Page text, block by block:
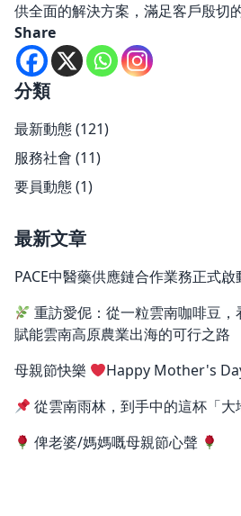
供全面的解決方案，滿足客戶殷切的
Share
分類
最新動態(121)
服務社會 (11)
要員動態(1)
最新文章
PACE中醫藥供應鏈合作業務正式啟
重訪愛伲：從一粒雲南咖啡豆
賦能雲南高原農業出海的可行之路
母親節快樂
Happy Mother's
從雲南雨林，到手中的這杯「大
俾老婆/媽媽嘅母親節心聲